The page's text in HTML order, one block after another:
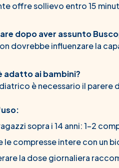
offre sollievo entro 15
dopo aver assunto
dovrebbe influenzare la
adatto ai bambini?
è necessario il parere
sopra i 14 anni: 1-2
le compresse intere con un
la dose giornaliera